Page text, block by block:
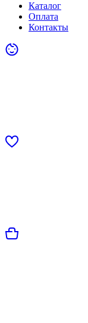
Каталог
Оплата
Контакты